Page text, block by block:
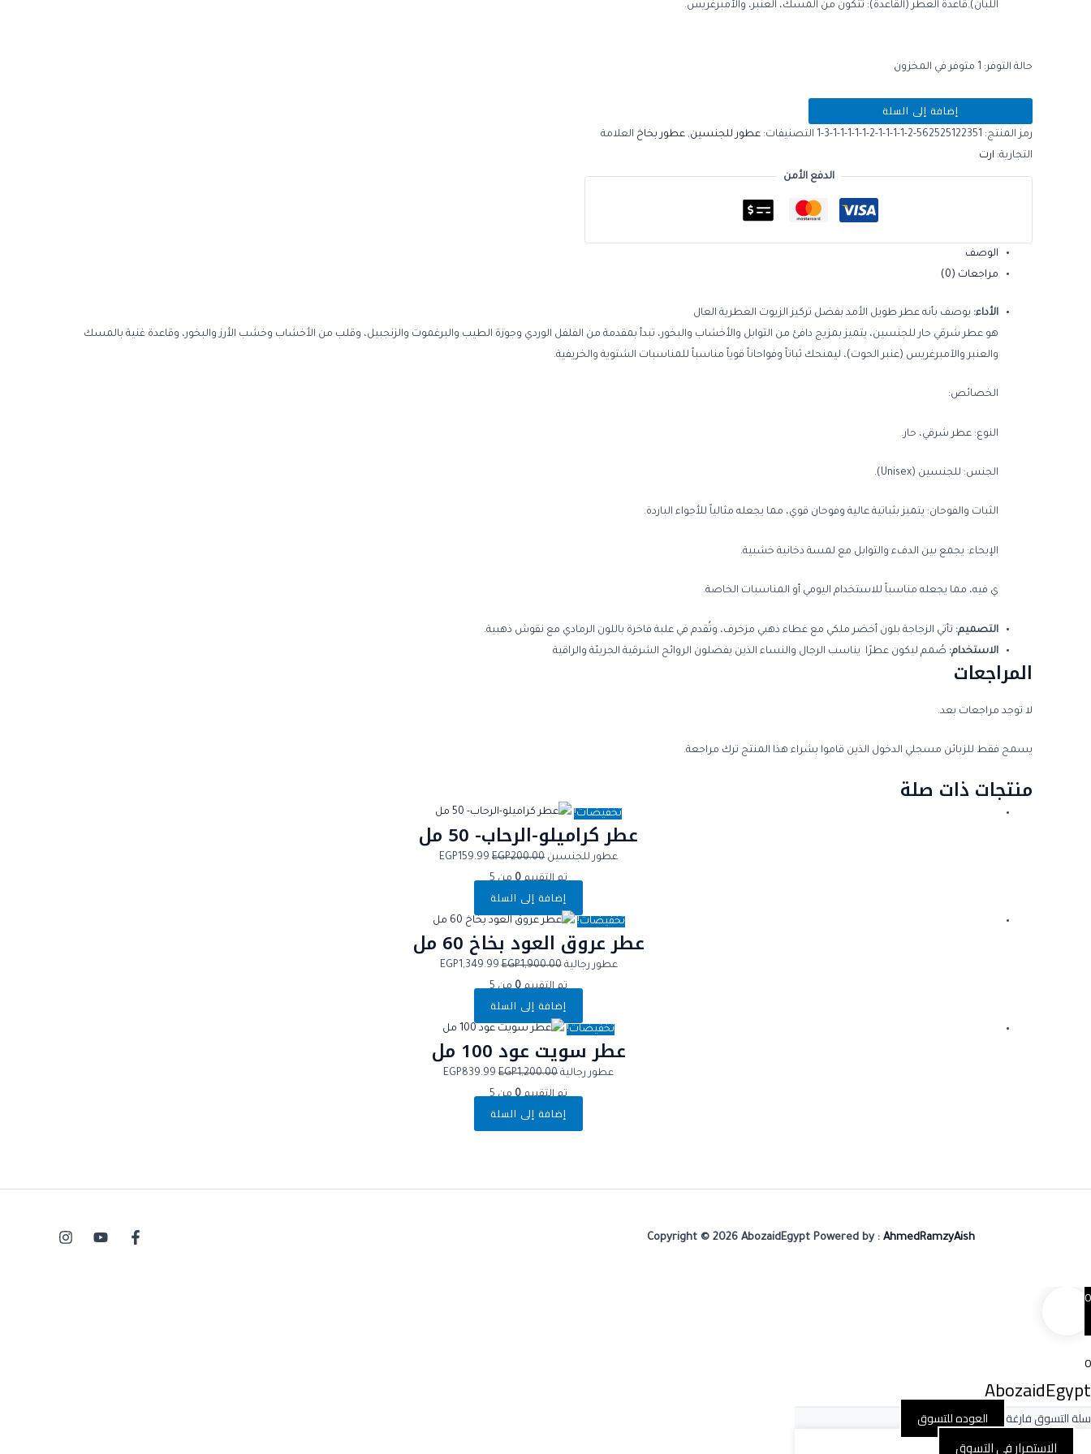
اللبان).قاعدة العطر (القاعدة): تتكون من المسك، العنبر، والآمبرغريس.
حالة التوفر: 1 متوفر في المخزون
إضافة إلى السلة
رمز المنتج: 562525122351-2-1-1-1-1-2-1-1-1-1-1-3-1 التصنيفات: عطور للجنسين, عطور بخاخ العلامة
التجارية: ارت
الدفع الأمن
الوصف
مراجعات (0)
الأداء: يوصف بأنه عطر طويل الأمد بفضل تركيز الزيوت العطرية العال
هو عطر شرقي حار للجنسين، يتميز بمزيج دافئ من التوابل والأخشاب والبخور، تبدأ بمقدمة من الفلفل الوردي وجوزة الطيب والبرغموت والزنجبيل، وقلب من الأخشاب وخشب الأرز والبخور، وقاعدة غنية بالمسك
والعنبر والآمبرغريس (عنبر الحوت)، ليمنحك ثباتاً وفواحاناً قوياً مناسباً للمناسبات الشتوية والخريفية.
الخصائص:
النوع: عطر شرقي، حار.
الجنس: للجنسين (Unisex).
الثبات والفوحان: يتميز بثباتية عالية وفوحان قوي، مما يجعله مثالياً للأجواء الباردة.
الإيحاء: يجمع بين الدفء والتوابل مع لمسة دخانية خشبية.
ي فيه، مما يجعله مناسباً للاستخدام اليومي أو المناسبات الخاصة.
التصميم: تأتي الزجاجة بلون أخضر ملكي مع غطاء ذهبي مزخرف، وتُقدم في علبة فاخرة باللون الرمادي مع نقوش ذهبية.
الاستخدام: صُمم ليكون عطرًا يناسب الرجال والنساء الذين يفضلون الروائح الشرقية الجريئة والراقية
المراجعات
لا توجد مراجعات بعد.
يسمح فقط للزبائن مسجلي الدخول الذين قاموا بشراء هذا المنتج ترك مراجعة.
منتجات ذات صلة
تخفيضات!
عطر كراميلو-الرحاب- 50 مل
عطور للجنسين EGP200.00
EGP159.99
تم التقييم0من 5
إضافة إلى السلة
تخفيضات!
عطر عروق العود بخاخ 60 مل
عطور رجالية EGP1,900.00
EGP1,349.99
تم التقييم0من 5
إضافة إلى السلة
تخفيضات!
عطر سويت عود 100 مل
عطور رجالية EGP1,200.00
EGP839.99
تم التقييم0من 5
إضافة إلى السلة
Copyright © 2026 AbozaidEgypt Powered by :AhmedRamzyAish
0
0
AbozaidEgypt
سلة التسوق فارغة العوده للتسوق
الاستمرار فى التسوق